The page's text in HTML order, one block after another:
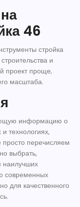
46
стройка
и
проект проще,
масштаба.
информацию о
технологиях,
перечисляем
выбрать,
наилучших
современных
для качественного